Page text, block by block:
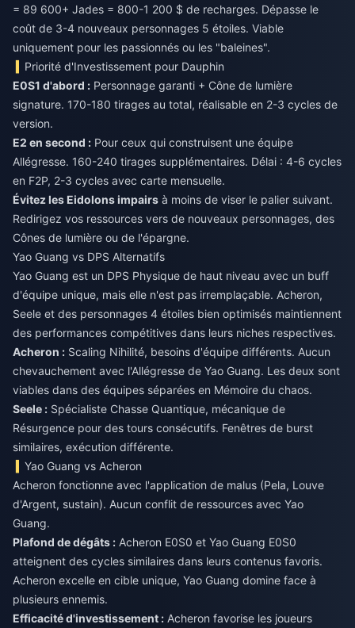
= 89 600+ Jades = 800-1 200 $ de recharges. Dépasse le
coût de 3-4 nouveaux personnages 5 étoiles. Viable
uniquement pour les passionnés ou les "baleines".
Priorité d'Investissement pour Dauphin
E0S1 d'abord : Personnage garanti + Cône de lumière
signature. 170-180 tirages au total, réalisable en 2-3 cycles de
version.
E2 en second : Pour ceux qui construisent une équipe
Allégresse. 160-240 tirages supplémentaires. Délai : 4-6 cycles
en F2P, 2-3 cycles avec carte mensuelle.
Évitez les Eidolons impairs à moins de viser le palier suivant.
Redirigez vos ressources vers de nouveaux personnages, des
Cônes de lumière ou de l'épargne.
Yao Guang vs DPS Alternatifs
Yao Guang est un DPS Physique de haut niveau avec un buff
d'équipe unique, mais elle n'est pas irremplaçable. Acheron,
Seele et des personnages 4 étoiles bien optimisés maintiennent
des performances compétitives dans leurs niches respectives.
Acheron : Scaling Nihilité, besoins d'équipe différents. Aucun
chevauchement avec l'Allégresse de Yao Guang. Les deux sont
viables dans des équipes séparées en Mémoire du chaos.
Seele : Spécialiste Chasse Quantique, mécanique de
Résurgence pour des tours consécutifs. Fenêtres de burst
similaires, exécution différente.
Yao Guang vs Acheron
Acheron fonctionne avec l'application de malus (Pela, Louve
d'Argent, sustain). Aucun conflit de ressources avec Yao
Guang.
Plafond de dégâts : Acheron E0S0 et Yao Guang E0S0
atteignent des cycles similaires dans leurs contenus favoris.
Acheron excelle en cible unique, Yao Guang domine face à
plusieurs ennemis.
Efficacité d'investissement : Acheron favorise les joueurs